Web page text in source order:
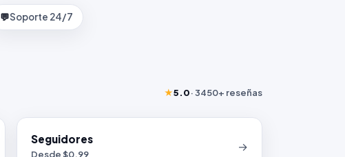
💬Soporte 24/7
★5.0·3450+ reseñas
Seguidores
Desde $0.99
→